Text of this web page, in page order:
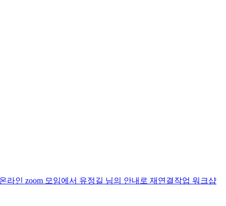
라인 zoom 모임에서 유정길 님의 안내로 재연결작업 워크샵